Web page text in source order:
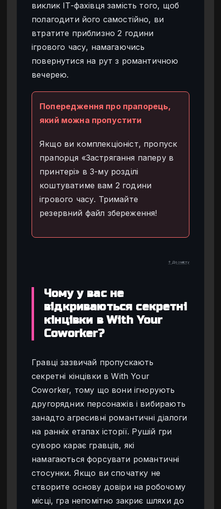
виклик IT-фахівця замість того, щоб
полагодити його самостійно, ви
втратите приблизно 2 години
ігрового часу, намагаючись
повернутися на рут з романтичною
вечерею.
Попередження про прапорець,
який можна пропустити
Якщо ви комплекціоніст, пропуск
прапорця «Застрягання паперу в
принтері» в 3-му розділі
коштуватиме вам 2 години
ігрового часу. Тримайте
резервний файл збереження!
↑ До змісту
Чому у вас не
відкриваються секретні
кінцівки в With Your
Coworker?
Гравці зазвичай пропускають
секретні кінцівки в With Your
Coworker, тому що вони ігнорують
другорядних персонажів і вибирають
занадто агресивні романтичні діалоги
на ранніх етапах історії. Рушій гри
суворо карає гравців, які
намагаються форсувати романтичні
стосунки. Якщо ви спочатку не
створите основу довіри на робочому
місці, гра непомітно закриє шляхи до